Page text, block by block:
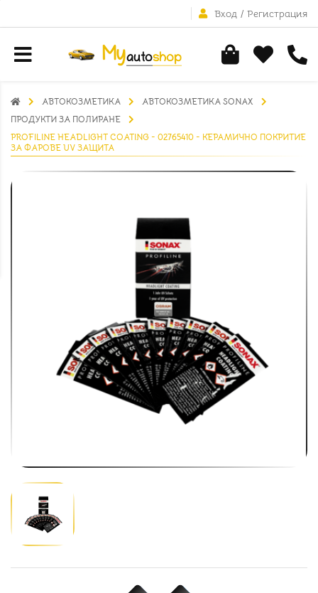
Вход / Регистрация
АВТОКОЗМЕТИКА
АВТОКОЗМЕТИКА SONAX
ПРОДУКТИ ЗА ПОЛИРАНЕ
PROFILINE HEADLIGHT COATING - 02765410 - КЕРАМИЧНО ПОКРИТИЕ
ЗА ФАРОВЕ UV ЗАЩИТА